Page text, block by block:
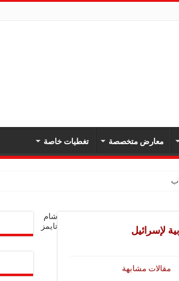
معارض متخصصة تغطيات خاصة
لإسرائيل
مقالات مشابهة
شام
تايمز